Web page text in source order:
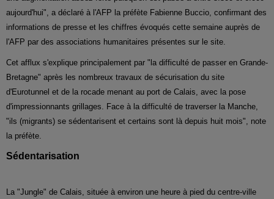
aujourd'hui", a déclaré à l'AFP la préfète Fabienne Buccio, confirmant des
informations de presse et les chiffres évoqués cette semaine auprès de
l'AFP par des associations humanitaires présentes sur le site.
Cet afflux s'explique principalement par "la difficulté de passer en Grande-
Bretagne" après les nombreux travaux de sécurisation du site
d'Eurotunnel et de la rocade menant au port de Calais, avec la pose
d'impressionnants grillages. Face à la difficulté de traverser la Manche,
"ils (migrants) se sédentarisent et certains sont là depuis huit mois", note
la préfète.
Sédentarisation
La "Jungle" de Calais, située à environ une heure à pied du centre-ville